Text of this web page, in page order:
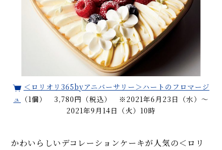
＜ロリオリ365byアニバーサリー＞ハートのフロマージ
ュ （1個） 3,780円（税込） ※2021年6月23日（水）〜
2021年9月14日（火）10時
かわいらしいデコレーションケーキが人気の＜ロリ